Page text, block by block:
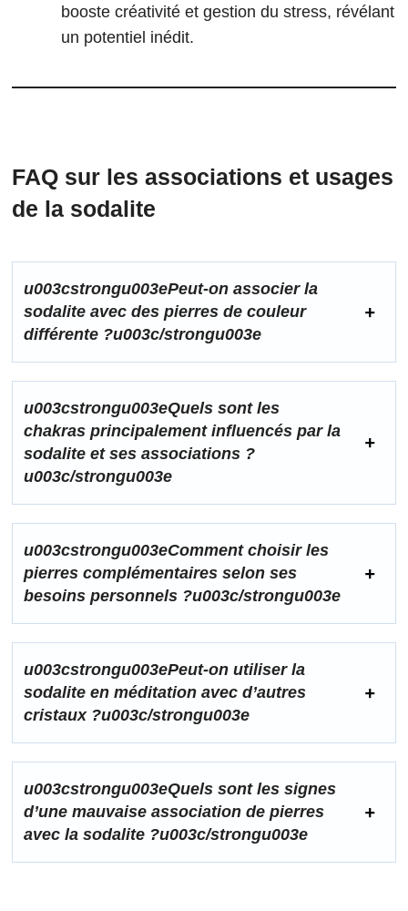
booste créativité et gestion du stress, révélant
un potentiel inédit.
FAQ sur les associations et usages
de la sodalite
u003cstrongu003ePeut-on associer la
sodalite avec des pierres de couleur
différente ?u003c/strongu003e
u003cstrongu003eQuels sont les
chakras principalement influencés par la
sodalite et ses associations ?
u003c/strongu003e
u003cstrongu003eComment choisir les
pierres complémentaires selon ses
besoins personnels ?u003c/strongu003e
u003cstrongu003ePeut-on utiliser la
sodalite en méditation avec d’autres
cristaux ?u003c/strongu003e
u003cstrongu003eQuels sont les signes
d’une mauvaise association de pierres
avec la sodalite ?u003c/strongu003e